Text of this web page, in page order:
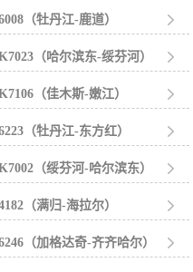
（牡丹江-鹿道） 
（哈尔滨东-绥芬河） 
（佳木斯-嫩江） 
（牡丹江-东方红） 
（绥芬河-哈尔滨东） 
（满归-海拉尔） 
（加格达奇-齐齐哈尔） 